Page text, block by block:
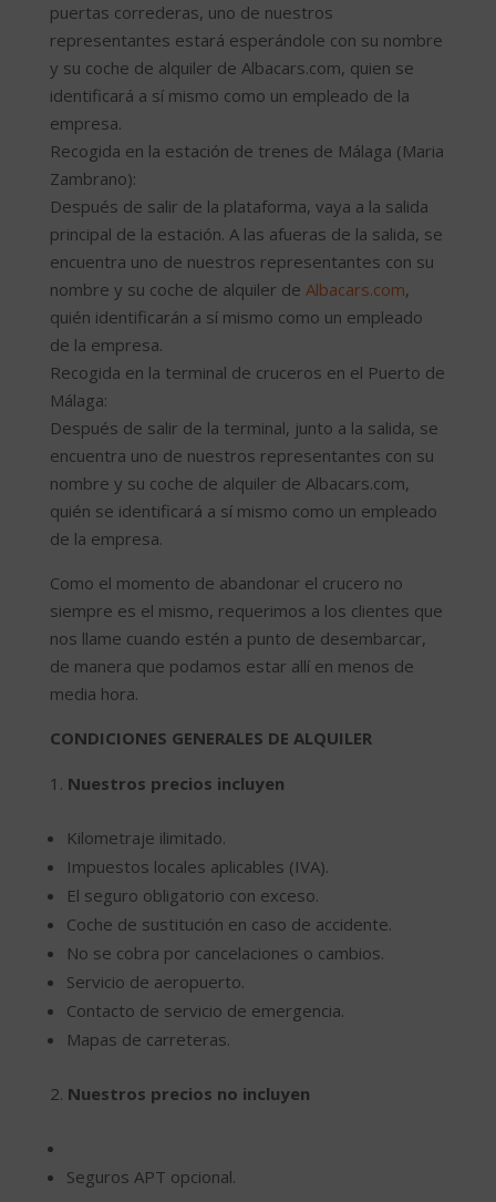
puertas correderas, uno de nuestros
representantes estará esperándole con su nombre
y su coche de alquiler de Albacars.com, quien se
identificará a sí mismo como un empleado de la
empresa.
Recogida en la estación de trenes de Málaga (Maria
Zambrano):
Después de salir de la plataforma, vaya a la salida
principal de la estación. A las afueras de la salida, se
encuentra uno de nuestros representantes con su
nombre y su coche de alquiler de Albacars.com,
quién identificarán a sí mismo como un empleado
de la empresa.
Recogida en la terminal de cruceros en el Puerto de
Málaga:
Después de salir de la terminal, junto a la salida, se
encuentra uno de nuestros representantes con su
nombre y su coche de alquiler de Albacars.com,
quién se identificará a sí mismo como un empleado
de la empresa.
Como el momento de abandonar el crucero no
siempre es el mismo, requerimos a los clientes que
nos llame cuando estén a punto de desembarcar,
de manera que podamos estar allí en menos de
media hora.
CONDICIONES GENERALES DE ALQUILER
Nuestros precios incluyen
Kilometraje ilimitado.
Impuestos locales aplicables (IVA).
El seguro obligatorio con exceso.
Coche de sustitución en caso de accidente.
No se cobra por cancelaciones o cambios.
Servicio de aeropuerto.
Contacto de servicio de emergencia.
Mapas de carreteras.
Nuestros precios no incluyen
Seguros APT opcional.